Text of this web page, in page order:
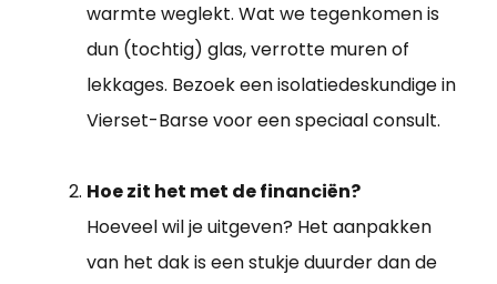
warmte weglekt. Wat we tegenkomen is
dun (tochtig) glas, verrotte muren of
lekkages. Bezoek een isolatiedeskundige in
Vierset-Barse voor een speciaal consult.
Hoe zit het met de financiën?
Hoeveel wil je uitgeven? Het aanpakken
van het dak is een stukje duurder dan de